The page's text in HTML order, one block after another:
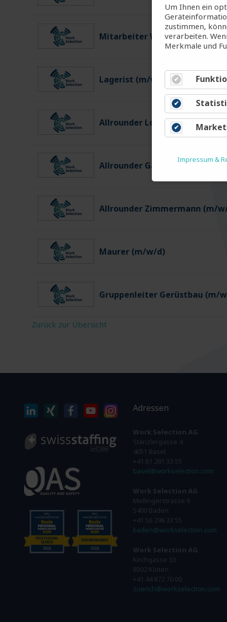
Mitarbeiter Warenein-/
Lagerist (m/w/d)
Allrounder Logistiker (m/w/d)
Allrounder Gartenbau (m/w/d)
Allrounder Zimmermann (m/
Maurer (m/w/d)
Gruppenleiter Gerüstbau (m/
Zurück zur Übersicht
Adressen
Work Selection AG
Stänzlergasse 4
4051 Basel
+41 61 281 33 55
basel@workselection.com
Work Selection AG
Mellingerstrasse 6
5400 Baden
+41 56 296 33 55
baden@workselection.com
Work Selection AG
Kirchgasse 33
8302 Kloten
+41 44 872 70 00
zuerich@workselection.com
Um Ihnen ein
zustimmen,
verarbeiten.
Merkmale und
Impressum &